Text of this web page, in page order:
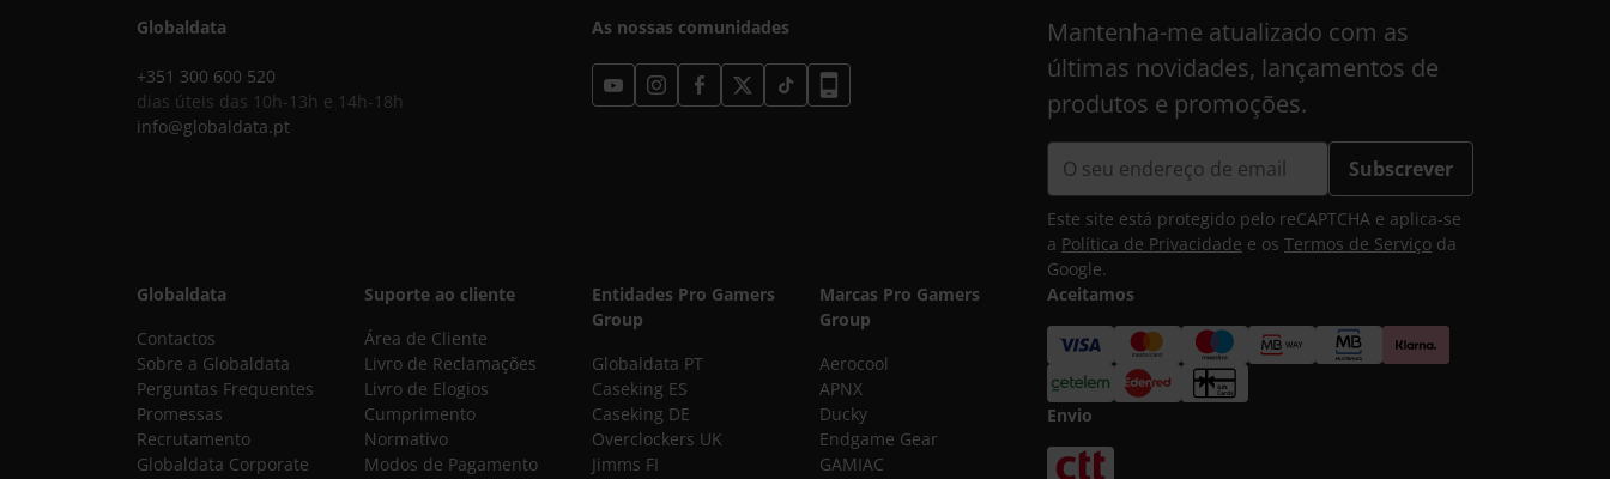
Globaldata
+351 300 600 520
dias úteis das 10h-13h e 14h-18h
info@globaldata.pt
As nossas comunidades
Mantenha-me atualizado com as
últimas novidades, lançamentos de
produtos e promoções.
Subscrever
Este site está protegido pelo reCAPTCHA e aplica-se
a Política de Privacidade e os Termos de Serviço da
Google.
Globaldata
Contactos
Sobre a Globaldata
Perguntas Frequentes
Promessas
Recrutamento
Globaldata Corporate
Suporte ao cliente
Área de Cliente
Livro de Reclamações
Livro de Elogios
Cumprimento
Normativo
Modos de Pagamento
Entidades Pro Gamers
Group
Globaldata PT
Caseking ES
Caseking DE
Overclockers UK
Jimms FI
Marcas Pro Gamers
Group
Aerocool
APNX
Ducky
Endgame Gear
GAMIAC
Aceitamos
Envio